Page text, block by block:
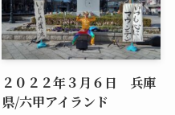
２０２２年３月６日 兵庫
県/六甲アイランド